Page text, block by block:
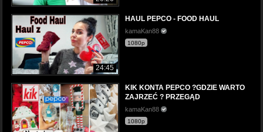
24:45
HAUL PEPCO - FOOD HAUL
kamaKan88
1080p
KIK KONTA PEPCO ?GDZIE WARTO
ZAJRZEĆ ? PRZEGĄD
kamaKan88
1080p